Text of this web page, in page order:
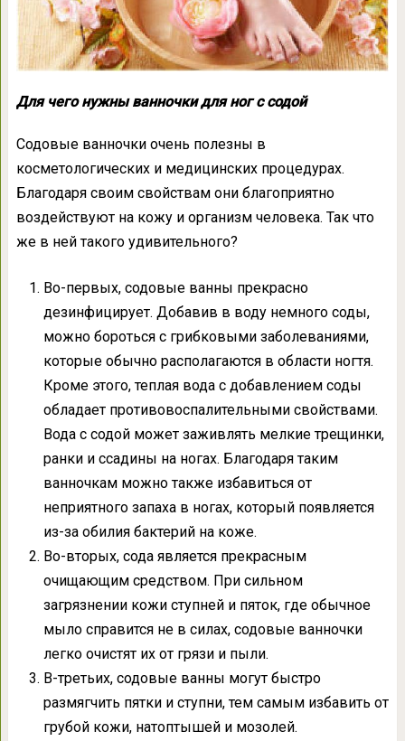
Для чего нужны ванночки для ног с содой
Содовые ванночки очень полезны в
косметологических и медицинских процедурах.
Благодаря своим свойствам они благоприятно
воздействуют на кожу и организм человека. Так что
же в ней такого удивительного?
Во-первых, содовые ванны прекрасно
дезинфицирует. Добавив в воду немного соды,
можно бороться с грибковыми заболеваниями,
которые обычно располагаются в области ногтя.
Кроме этого, теплая вода с добавлением соды
обладает противовоспалительными свойствами.
Вода с содой может заживлять мелкие трещинки,
ранки и ссадины на ногах. Благодаря таким
ванночкам можно также избавиться от
неприятного запаха в ногах, который появляется
из-за обилия бактерий на коже.
Во-вторых, сода является прекрасным
очищающим средством. При сильном
загрязнении кожи ступней и пяток, где обычное
мыло справится не в силах, содовые ванночки
легко очистят их от грязи и пыли.
В-третьих, содовые ванны могут быстро
размягчить пятки и ступни, тем самым избавить от
грубой кожи, натоптышей и мозолей.